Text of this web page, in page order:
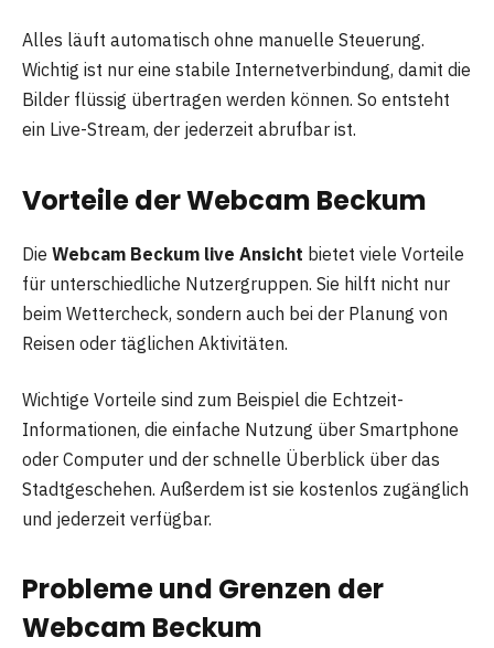
Alles läuft automatisch ohne manuelle Steuerung.
Wichtig ist nur eine stabile Internetverbindung, damit die
Bilder flüssig übertragen werden können. So entsteht
ein Live-Stream, der jederzeit abrufbar ist.
Vorteile der Webcam Beckum
Die Webcam Beckum live Ansicht bietet viele Vorteile
für unterschiedliche Nutzergruppen. Sie hilft nicht nur
beim Wettercheck, sondern auch bei der Planung von
Reisen oder täglichen Aktivitäten.
Wichtige Vorteile sind zum Beispiel die Echtzeit-
Informationen, die einfache Nutzung über Smartphone
oder Computer und der schnelle Überblick über das
Stadtgeschehen. Außerdem ist sie kostenlos zugänglich
und jederzeit verfügbar.
Probleme und Grenzen der
Webcam Beckum